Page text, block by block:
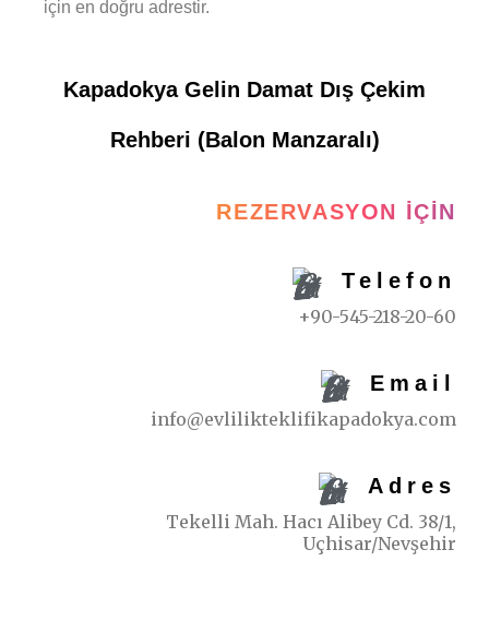
için en doğru adrestir.
Kapadokya Gelin Damat Dış Çekim
Rehberi (Balon Manzaralı)
REZERVASYON İÇIN
Telefon
+90-545-218-20-60
Email
info@evlilikteklifikapadokya.com
Adres
Tekelli Mah. Hacı Alibey Cd. 38/1,
Uçhisar/Nevşehir